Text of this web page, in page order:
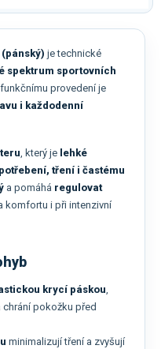
je technické
spektrum sportovních
provedení je
i každodenní
, který je lehké
tření i častému
a pomáhá regulovat
komfortu i při intenzivní
krycí páskou,
pokožku před
minimalizují tření a zvyšují